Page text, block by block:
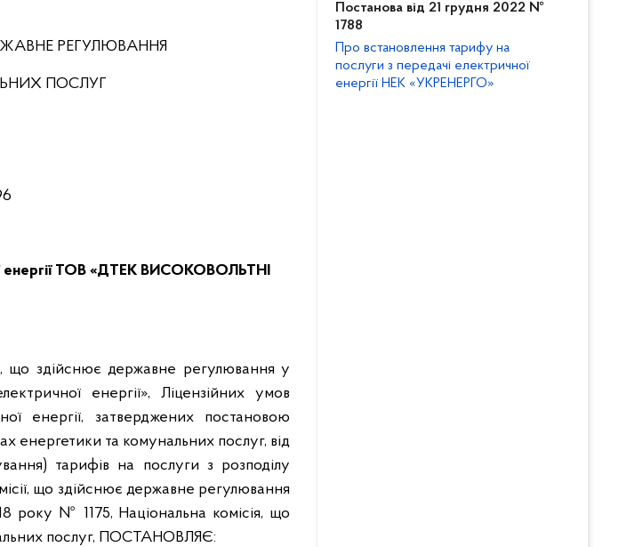
РЕГУЛЮВАННЯ
ПОСЛУГ
енергії ТОВ «ДТЕК ВИСОКОВОЛЬТНІ
що здійснює державне регулювання у
енергії», Ліцензійних умов
енергії, затверджених постановою
енергетики та комунальних послуг, від
тарифів на послуги з розподілу
що здійснює державне регулювання
року № 1175, Національна комісія, що
послуг, ПОСТАНОВЛЯЄ:
Постанова від 21 грудня 2022 №
1788
Про встановлення тарифу на
послуги з передачі електричної
енергії НЕК «УКРЕНЕРГО»